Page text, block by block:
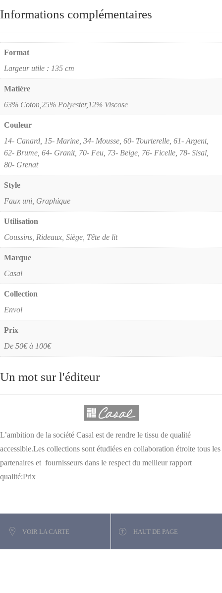
Informations complémentaires
Format
Largeur utile : 135 cm
Matière
63% Coton,25% Polyester,12% Viscose
Couleur
14- Canard, 15- Marine, 34- Mousse, 60- Tourterelle, 61- Argent,
62- Brume, 64- Granit, 70- Feu, 73- Beige, 76- Ficelle, 78- Sisal,
80- Grenat
Style
Faux uni, Graphique
Utilisation
Coussins, Rideaux, Siège, Tête de lit
Marque
Casal
Collection
Envol
Prix
De 50€ à 100€
Un mot sur l'éditeur
L’ambition de la société Casal est de rendre le tissu de qualité
accessible.Les collections sont étudiées en collaboration étroite tous les
partenaires et fournisseurs dans le respect du meilleur rapport
qualité:Prix
VOIR LA CARTE HAUT DE PAGE